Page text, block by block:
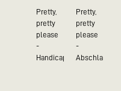
Pretty,
pretty
please
-
Handicap
Pretty,
pretty
please
-
Abschlag